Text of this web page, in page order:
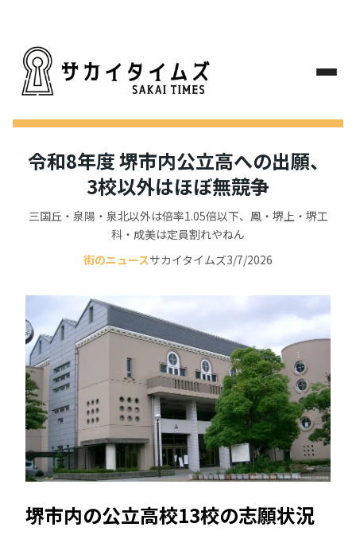
令和8年度 堺市内公立高への出願、
3校以外はほぼ無競争
三国丘・泉陽・泉北以外は倍率1.05倍以下、鳳・堺上・堺工
科・成美は定員割れやねん
街のニュースサカイタイムズ3/7/2026
堺市内の公立高校13校の志願状況